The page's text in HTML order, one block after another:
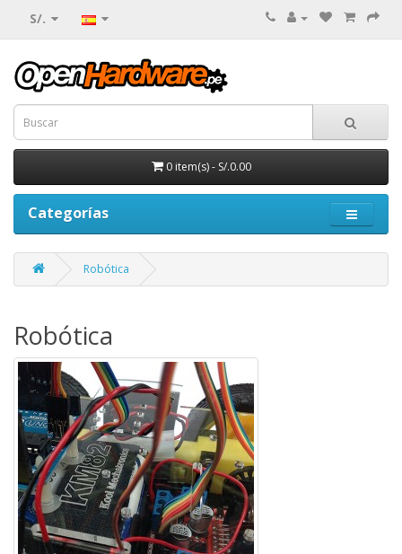
S/.
0 item(s) - S/.0.00
Categorías
Robótica
Robótica